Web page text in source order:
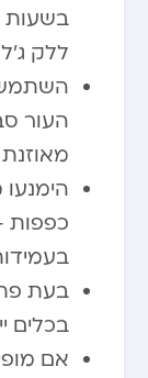
בשעות
ללק
העור
מאוזנת
כפפות
בעת
בכלים
אם